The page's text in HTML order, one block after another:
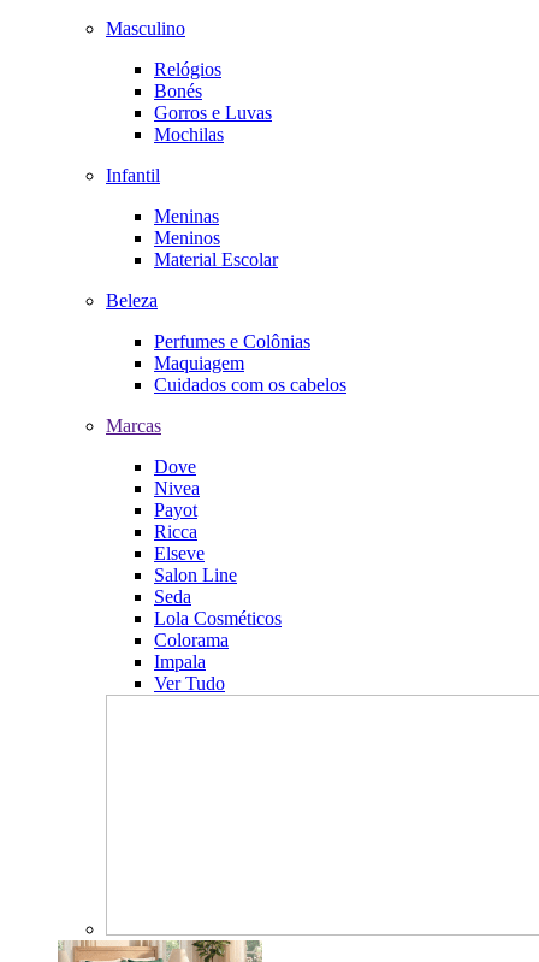
Masculino
Relógios
Bonés
Gorros e Luvas
Mochilas
Infantil
Meninas
Meninos
Material Escolar
Beleza
Perfumes e Colônias
Maquiagem
Cuidados com os cabelos
Marcas
Dove
Nivea
Payot
Ricca
Elseve
Salon Line
Seda
Lola Cosméticos
Colorama
Impala
Ver Tudo